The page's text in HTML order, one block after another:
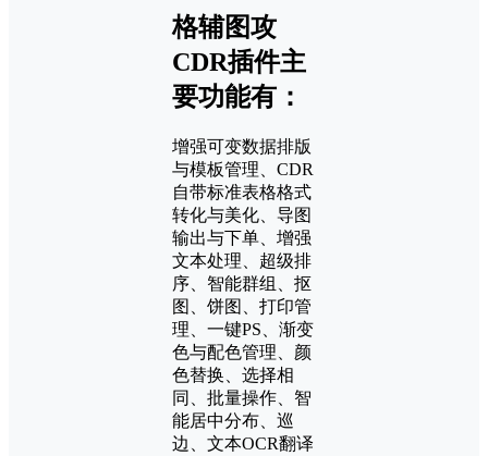
格辅图攻
CDR插件主
要功能有：
增强可变数据排版
与模板管理、CDR
自带标准表格格式
转化与美化、导图
输出与下单、增强
文本处理、超级排
序、智能群组、抠
图、饼图、打印管
理、一键PS、渐变
色与配色管理、颜
色替换、选择相
同、批量操作、智
能居中分布、巡
边、文本OCR翻译